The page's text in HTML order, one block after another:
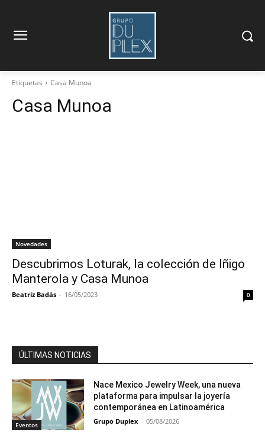
Etiquetas Casa Munoa
Casa Munoa
Novedades
Descubrimos Loturak, la colección de Iñigo
Manterola y Casa Munoa
Beatriz Badás - 16/05/2023 0
ÚLTIMAS NOTICIAS
Eventos
Nace Mexico Jewelry Week, una nueva
plataforma para impulsar la joyería
contemporánea en Latinoamérica
Grupo Duplex - 05/08/2026